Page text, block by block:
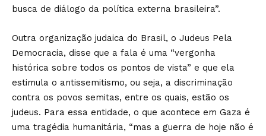
busca de diálogo da política externa brasileira”.
Outra organização judaica do Brasil, o Judeus Pela
Democracia, disse que a fala é uma “vergonha
histórica sobre todos os pontos de vista” e que ela
estimula o antissemitismo, ou seja, a discriminação
contra os povos semitas, entre os quais, estão os
judeus. Para essa entidade, o que acontece em Gaza é
uma tragédia humanitária, “mas a guerra de hoje não é